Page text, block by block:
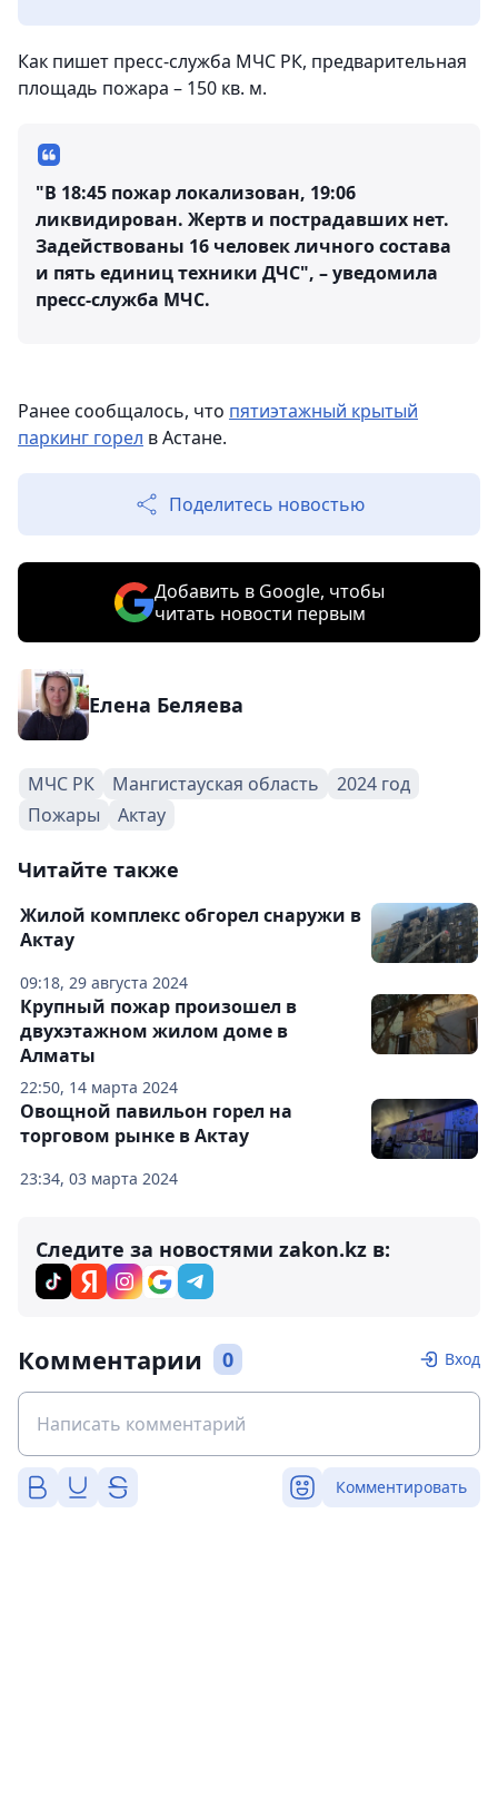
Как пишет пресс-служба МЧС РК, предварительная
площадь пожара – 150 кв. м.
"В 18:45 пожар локализован, 19:06
ликвидирован. Жертв и пострадавших нет.
Задействованы 16 человек личного состава
и пять единиц техники ДЧС", – уведомила
пресс-служба МЧС.
Ранее сообщалось, что пятиэтажный крытый
паркинг горел в Астане.
Поделитесь новостью
Добавить в Google, чтобы
читать новости первым
Елена Беляева
МЧС РК Мангистауская область
2024 год
Пожары
Актау
Читайте также
09:18, 29 августа 2024
Жилой комплекс обгорел снаружи в
Актау
22:50, 14 марта 2024
Крупный пожар произошел в
двухэтажном жилом доме в
Алматы
23:34, 03 марта 2024
Овощной павильон горел на
торговом рынке в Актау
Следите за новостями zakon.kz в:
Комментарии 0 Вход
Комментировать